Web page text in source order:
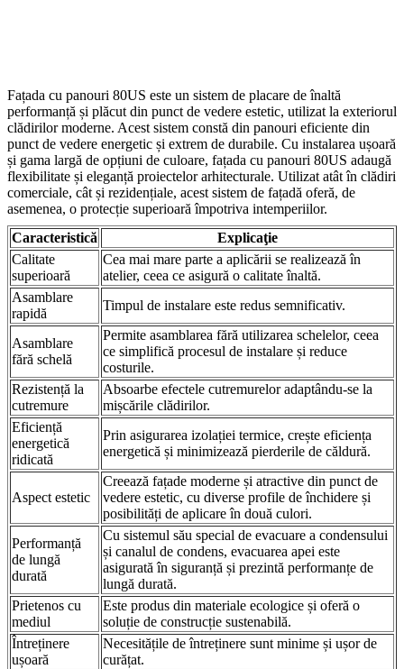
Fațada cu panouri 80US este un sistem de placare de înaltă
performanță și plăcut din punct de vedere estetic, utilizat la exteriorul
clădirilor moderne. Acest sistem constă din panouri eficiente din
punct de vedere energetic și extrem de durabile. Cu instalarea ușoară
și gama largă de opțiuni de culoare, fațada cu panouri 80US adaugă
flexibilitate și eleganță proiectelor arhitecturale. Utilizat atât în clădiri
comerciale, cât și rezidențiale, acest sistem de fațadă oferă, de
asemenea, o protecție superioară împotriva intemperiilor.
Caracteristică
Explicaţie
Calitate
superioară
Cea mai mare parte a aplicării se realizează în
atelier, ceea ce asigură o calitate înaltă.
Asamblare
rapidă
Timpul de instalare este redus semnificativ.
Asamblare
fără schelă
Permite asamblarea fără utilizarea schelelor, ceea
ce simplifică procesul de instalare și reduce
costurile.
Rezistență la
cutremure
Absoarbe efectele cutremurelor adaptându-se la
mișcările clădirilor.
Eficiență
energetică
ridicată
Prin asigurarea izolației termice, crește eficiența
energetică și minimizează pierderile de căldură.
Aspect estetic
Creează fațade moderne și atractive din punct de
vedere estetic, cu diverse profile de închidere și
posibilități de aplicare în două culori.
Performanță
de lungă
durată
Cu sistemul său special de evacuare a condensului
și canalul de condens, evacuarea apei este
asigurată în siguranță și prezintă performanțe de
lungă durată.
Prietenos cu
mediul
Este produs din materiale ecologice și oferă o
soluție de construcție sustenabilă.
Întreținere
ușoară
Necesitățile de întreținere sunt minime și ușor de
curățat.